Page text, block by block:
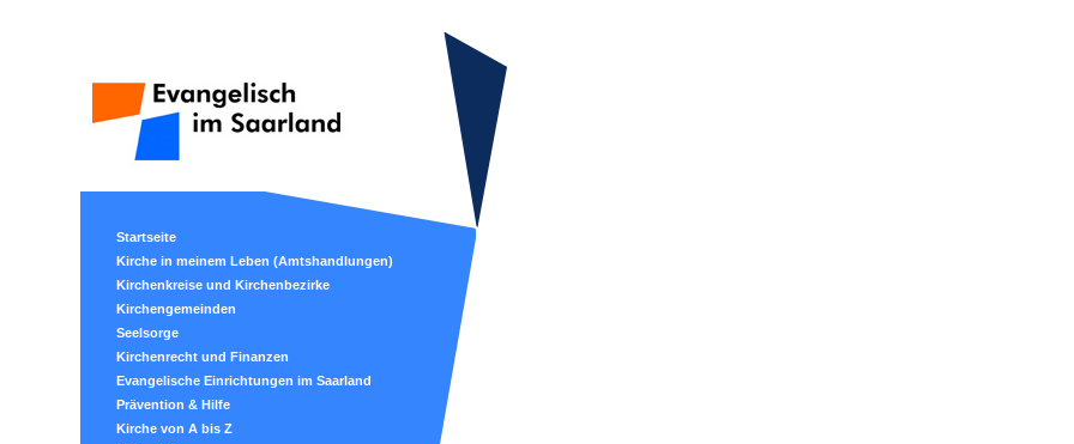
Startseite
Kirche in meinem Leben (Amtshandlungen)
Kirchenkreise und Kirchenbezirke
Kirchengemeinden
Seelsorge
Kirchenrecht und Finanzen
Evangelische Einrichtungen im Saarland
Prävention & Hilfe
Kirche von A bis Z